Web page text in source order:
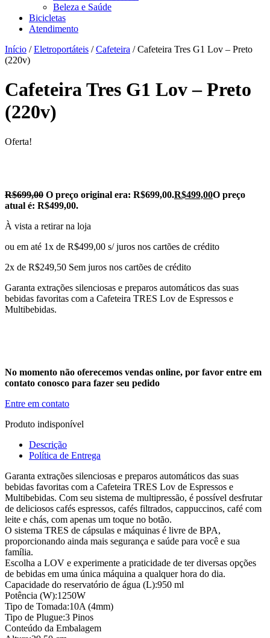
Beleza e Saúde
Bicicletas
Atendimento
Início /Eletroportáteis /Cafeteira / Cafeteira Tres G1 Lov – Preto
(220v)
Cafeteira Tres G1 Lov – Preto
(220v)
Oferta!
R$699,00 O preço original era: R$699,00.R$499,00O preço
atual é: R$499,00.
À vista a retirar na loja
ou em até 1x de R$499,00 s/ juros nos cartões de crédito
2x de R$249,50 Sem juros nos cartões de crédito
Garanta extrações silenciosas e preparos automáticos das suas
bebidas favoritas com a Cafeteira TRES Lov de Espressos e
Multibebidas.
No momento não oferecemos vendas online, por favor entre em
contato conosco para fazer seu pedido
Entre em contato
Produto indisponível
Descrição
Política de Entrega
Garanta extrações silenciosas e preparos automáticos das suas
bebidas favoritas com a Cafeteira TRES Lov de Espressos e
Multibebidas. Com seu sistema de multipressão, é possível desfrutar
de deliciosos cafés espressos, cafés filtrados, cappuccinos, café com
leite e chás, com apenas um toque no botão.
O sistema TRES de cápsulas e máquinas é livre de BPA,
proporcionando ainda mais segurança e saúde para você e sua
família.
Escolha a LOV e experimente a praticidade de ter diversas opções
de bebidas em uma única máquina a qualquer hora do dia.
Capacidade do reservatório de água (L):950 ml
Potência (W):1250W
Tipo de Tomada:10A (4mm)
Tipo de Plugue:3 Pinos
Conteúdo da Embalagem